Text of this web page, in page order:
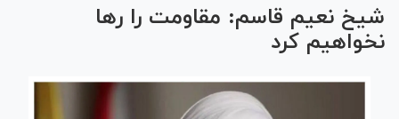
شیخ نعیم قاسم: مقاومت را رها
نخواهیم کرد